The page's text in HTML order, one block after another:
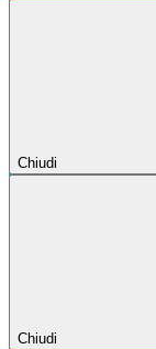
Chiudi
Chiudi